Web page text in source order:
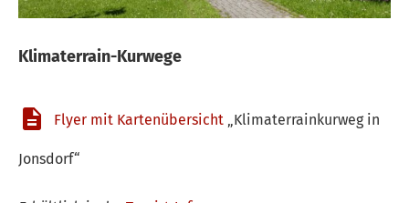
Klimaterrain-Kurwege
Flyer mit Kartenübersicht „Klimaterrainkurweg in
Jonsdorf“